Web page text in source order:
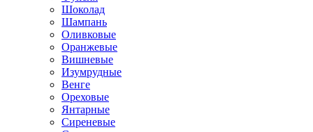
Шоколад
Шампань
Оливковые
Оранжевые
Вишневые
Изумрудные
Венге
Ореховые
Янтарные
Сиреневые